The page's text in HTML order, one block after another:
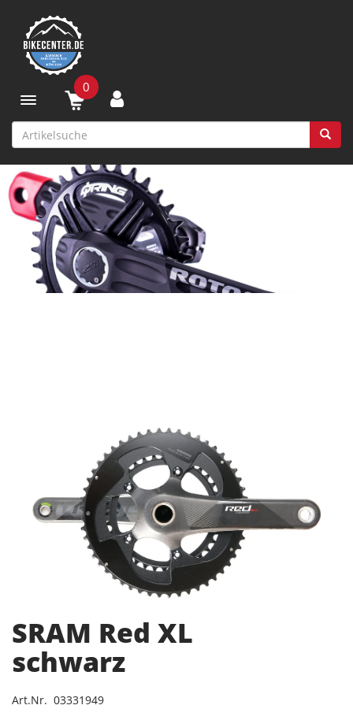
Toggle navigation
0
SRAM Red XL
schwarz
Art.Nr. 03331949